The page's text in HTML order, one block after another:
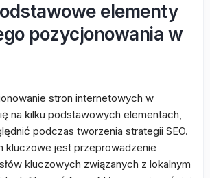
elementy
pozycjonowania w
stron internetowych w
na kilku podstawowych elementach,
podczas tworzenia strategii SEO.
kluczowe jest przeprowadzenie
kluczowych związanych z lokalnym